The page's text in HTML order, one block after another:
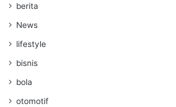
berita
News
lifestyle
bisnis
bola
otomotif